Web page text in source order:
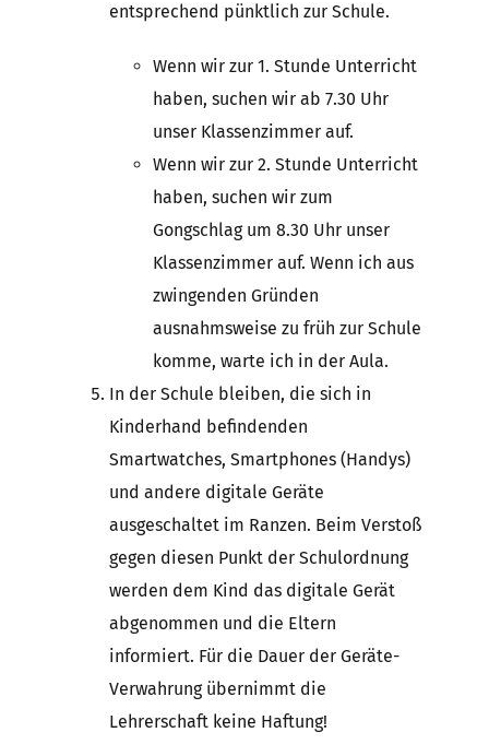
entsprechend pünktlich zur Schule.
Wenn wir zur 1. Stunde Unterricht
haben, suchen wir ab 7.30 Uhr
unser Klassenzimmer auf.
Wenn wir zur 2. Stunde Unterricht
haben, suchen wir zum
Gongschlag um 8.30 Uhr unser
Klassenzimmer auf. Wenn ich aus
zwingenden Gründen
ausnahmsweise zu früh zur Schule
komme, warte ich in der Aula.
In der Schule bleiben, die sich in
Kinderhand befindenden
Smartwatches, Smartphones (Handys)
und andere digitale Geräte
ausgeschaltet im Ranzen. Beim Verstoß
gegen diesen Punkt der Schulordnung
werden dem Kind das digitale Gerät
abgenommen und die Eltern
informiert. Für die Dauer der Geräte-
Verwahrung übernimmt die
Lehrerschaft keine Haftung!